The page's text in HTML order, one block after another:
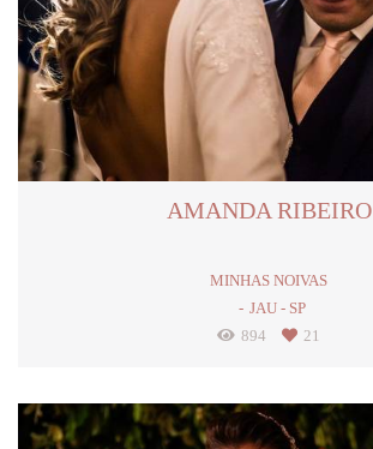
AMANDA RIBEIRO
MINHAS NOIVAS
JAU - SP
894
21